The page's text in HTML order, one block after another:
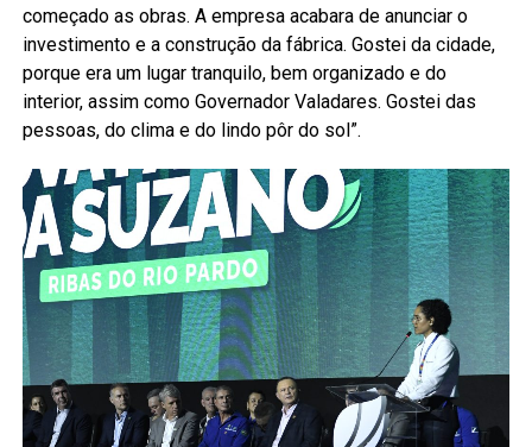
começado as obras. A empresa acabara de anunciar o
investimento e a construção da fábrica. Gostei da cidade,
porque era um lugar tranquilo, bem organizado e do
interior, assim como Governador Valadares. Gostei das
pessoas, do clima e do lindo pôr do sol”.